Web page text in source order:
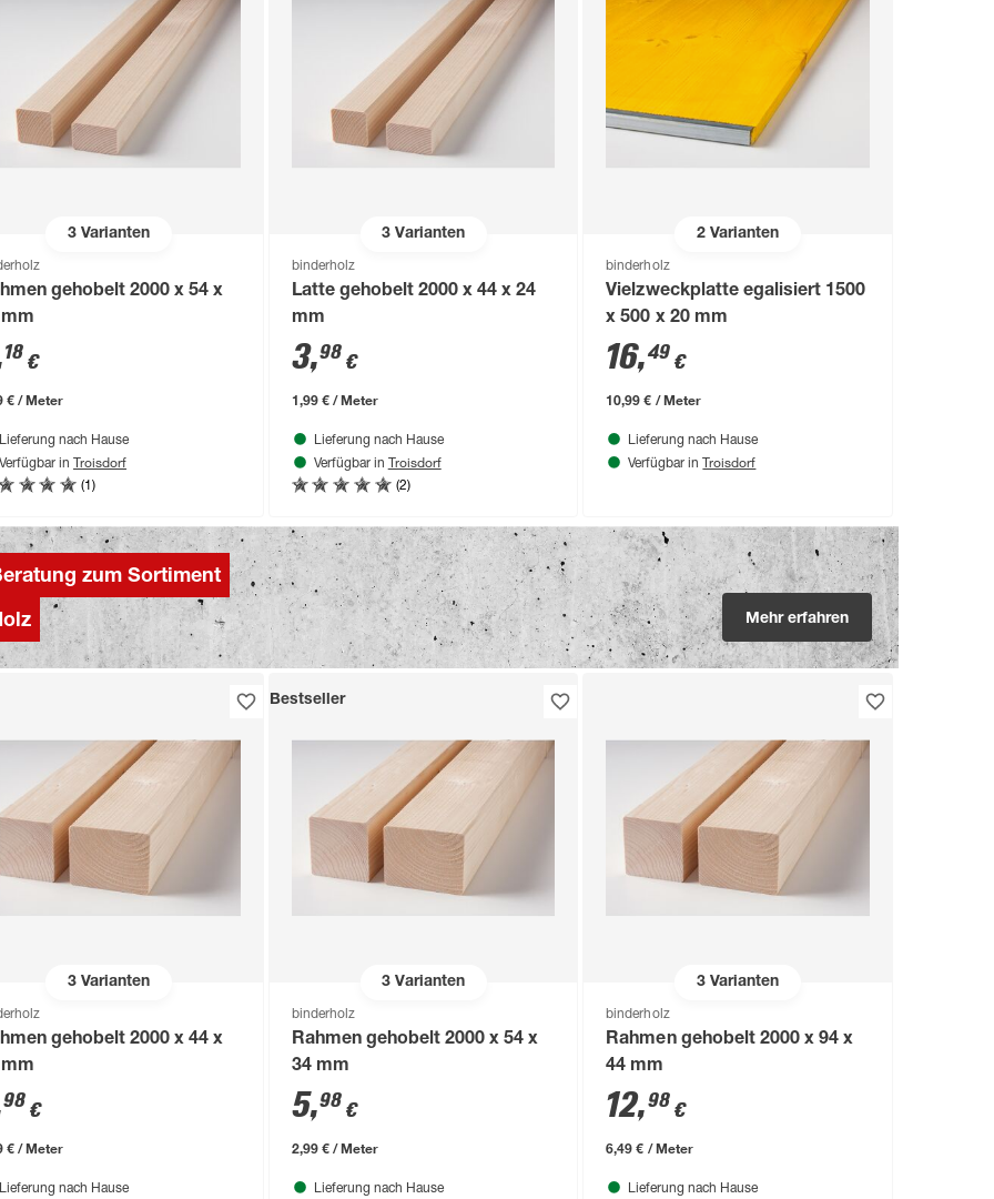
3Varianten
gehobelt 2000 x 54 x
18 €
€ / Meter
Lieferung nach Hause
Verfügbar in Troisdorf
(1)
3 Varianten
binderholz
Latte gehobelt 2000 x 44 x 24
mm
3,98€
1,99 € / Meter
Lieferung nach Hause
Verfügbar in Troisdorf
(2)
2 Varianten
binderholz
Vielzweckplatte egalisiert 1500
x 500 x 20 mm
16,49 €
10,99 € / Meter
Lieferung nach Hause
Verfügbar in Troisdorf
zum Sortiment
Mehr erfahren
3Varianten
gehobelt 2000 x 44 x
98 €
€ / Meter
Lieferung nach Hause
3 Varianten
Bestseller
binderholz
Rahmen gehobelt 2000 x 54 x
34 mm
5,98€
2,99 € / Meter
Lieferung nach Hause
3 Varianten
binderholz
Rahmen gehobelt 2000 x 94 x
44 mm
12,98 €
6,49 € / Meter
Lieferung nach Hause